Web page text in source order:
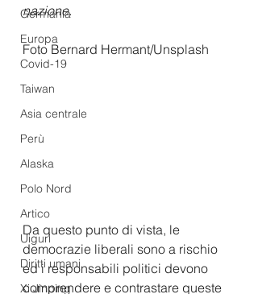
Germania
Europa
Covid-19
Taiwan
Asia centrale
Perù
Alaska
Polo Nord
Artico
Uiguri
Diritti umani
Xi Jinping
nazione.
Foto Bernard Hermant/Unsplash
Da questo punto di vista, le
democrazie liberali sono a rischio
ed i responsabili politici devono
comprendere e contrastare queste